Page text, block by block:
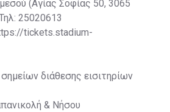
(Αγίας Σοφίας 50, 3065
25020613
tickets.stadium-
διάθεσης εισιτηρίων
& Νήσου